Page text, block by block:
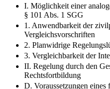
I. Möglichkeit einer
§ 101 Abs. 1 SGG
1. Anwendbarkeit der
Vergleichsvorschriften
2. Planwidrige
3. Vergleichbarkeit der
II. Regelung durch den
Rechtsfortbildung
D. Voraussetzungen eines